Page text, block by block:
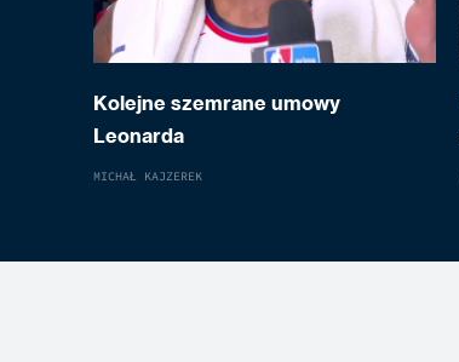
Kolejne szemrane umowy
Leonarda
MICHAŁ KAJZEREK